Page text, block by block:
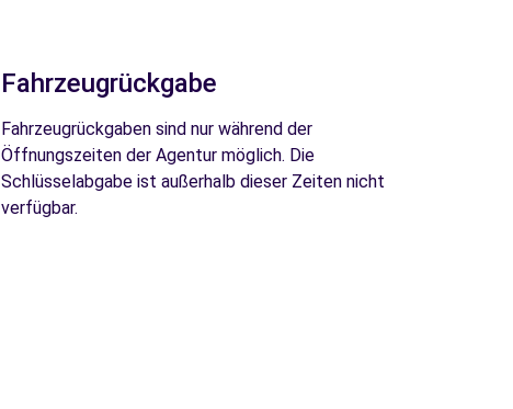
Fahrzeugrückgabe
Fahrzeugrückgaben sind nur während der
Öffnungszeiten der Agentur möglich. Die
Schlüsselabgabe ist außerhalb dieser Zeiten nicht
verfügbar.